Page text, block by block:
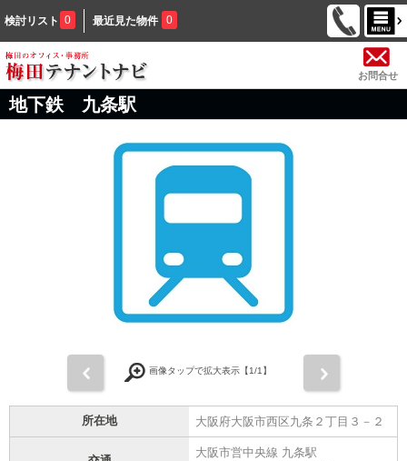
検討リスト 0 最近見た物件 0
お問合せ
地下鉄 九条駅
画像タップで拡大表示【1/1】
所在地 大阪府大阪市西区九条２丁目３－２
大阪市営中央線 九条駅